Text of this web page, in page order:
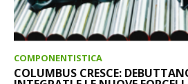
COMPONENTISTICA
COLUMBUS CRESCE: